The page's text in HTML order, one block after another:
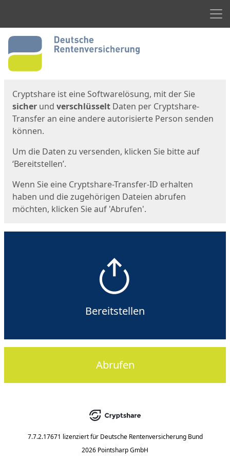
Start
Cryptshare ist eine Softwarelösung, mit der Sie
sicher und verschlüsselt Daten per Cryptshare-
Transfer an eine andere autorisierte Person senden
können.
Um die Daten zu versenden, klicken Sie bitte auf
‘Bereitstellen’.
Wenn Sie eine Cryptshare-Transfer-ID erhalten
haben und die zugehörigen Dateien abrufen
möchten, klicken Sie auf 'Abrufen'.
Bereitstellen
Abrufen
7.7.2.17671 lizenziert für Deutsche Rentenversicherung Bund
2026 Pointsharp GmbH